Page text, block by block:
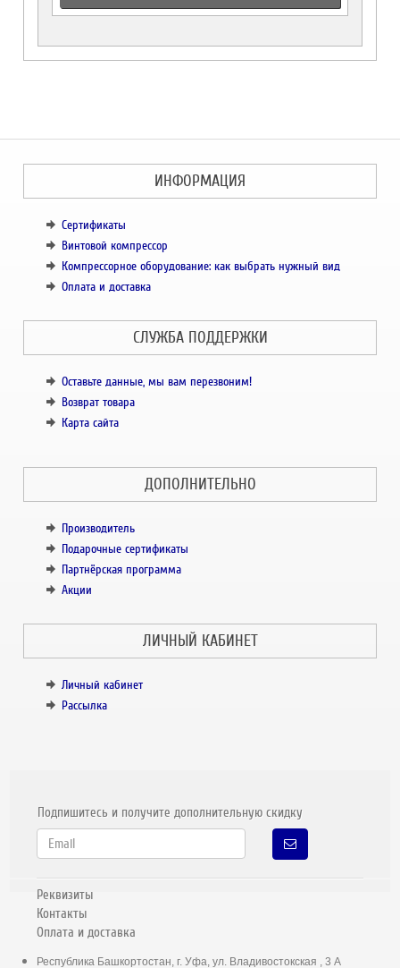
ИНФОРМАЦИЯ
Сертификаты
Винтовой компрессор
Компрессорное оборудование: как выбрать нужный вид
Оплата и доставка
СЛУЖБА ПОДДЕРЖКИ
Оставьте данные, мы вам перезвоним!
Возврат товара
Карта сайта
ДОПОЛНИТЕЛЬНО
Производитель
Подарочные сертификаты
Партнёрская программа
Акции
ЛИЧНЫЙ КАБИНЕТ
Личный кабинет
Рассылка
Подпишитесь и получите дополнительную скидку
Реквизиты
Контакты
Оплата и доставка
Республика Башкортостан, г. Уфа, ул. Владивостокская , 3 А